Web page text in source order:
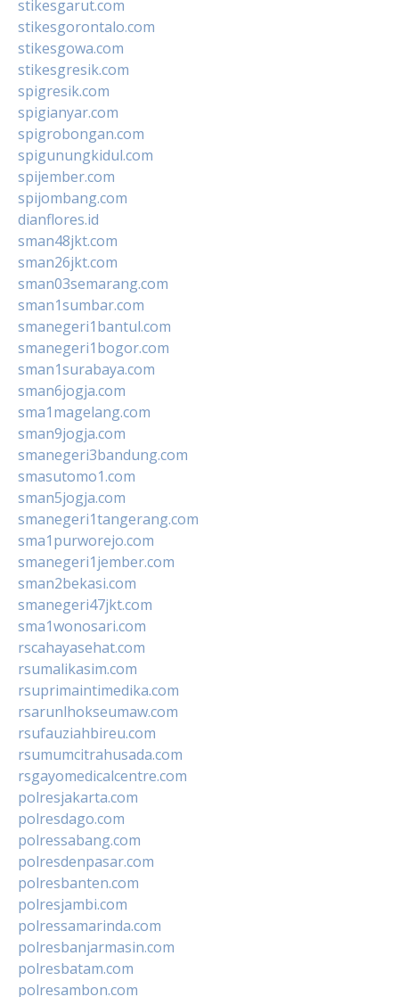
stikesgarut.com
stikesgorontalo.com
stikesgowa.com
stikesgresik.com
spigresik.com
spigianyar.com
spigrobongan.com
spigunungkidul.com
spijember.com
spijombang.com
dianflores.id
sman48jkt.com
sman26jkt.com
sman03semarang.com
sman1sumbar.com
smanegeri1bantul.com
smanegeri1bogor.com
sman1surabaya.com
sman6jogja.com
sma1magelang.com
sman9jogja.com
smanegeri3bandung.com
smasutomo1.com
sman5jogja.com
smanegeri1tangerang.com
sma1purworejo.com
smanegeri1jember.com
sman2bekasi.com
smanegeri47jkt.com
sma1wonosari.com
rscahayasehat.com
rsumalikasim.com
rsuprimaintimedika.com
rsarunlhokseumaw.com
rsufauziahbireu.com
rsumumcitrahusada.com
rsgayomedicalcentre.com
polresjakarta.com
polresdago.com
polressabang.com
polresdenpasar.com
polresbanten.com
polresjambi.com
polressamarinda.com
polresbanjarmasin.com
polresbatam.com
polresambon.com